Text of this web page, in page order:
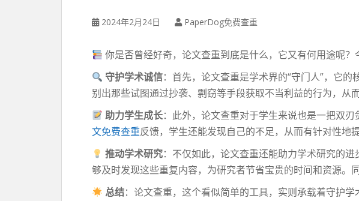
2024年2月24日 PaperDog免费查重
你是否曾经好奇，论文查重到底是什么，它又有何用途呢？
守护学术诚信：首先，论文查重是学术界的“守门人”，它
别出那些试图通过抄袭、剽窃等手段获取不当利益的行为，从
助力学生成长：此外，论文查重对于学生来说也是一把双
文免费查重反馈，学生还能发现自己的不足，从而有针对性地
推动学术研究：不仅如此，论文查重还能助力学术研究的
够及时发现这些重复内容，为研究者节省宝贵的时间和资源。
总结：论文查重，这个看似简单的工具，实则承载着守护